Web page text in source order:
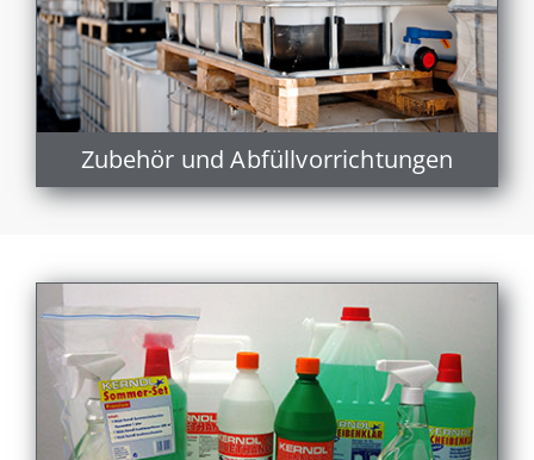
Zubehör und Abfüllvorrichtungen